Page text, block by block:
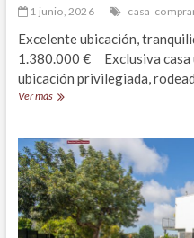
1 junio, 2026 casa
Excelente ubicación,
1.380.000 € Exclusiva casa
ubicación privilegiada,
Ver másExclusiva
en
Sant
Berger,
Teià